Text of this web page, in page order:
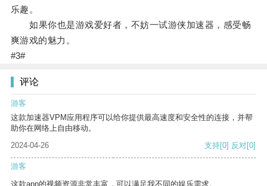
乐趣。
如果你也是游戏爱好者，不妨一试游侠加速器，感受畅
爽游戏的魅力。
#3#
评论
游客
这款加速器VPM应用程序可以给你提供最高速度和安全性的连接，并帮
助你在网络上自由移动。
2024-04-26
支持[0] 反对[0]
游客
这款app的视频资源非常丰富，可以满足我不同的娱乐需求。